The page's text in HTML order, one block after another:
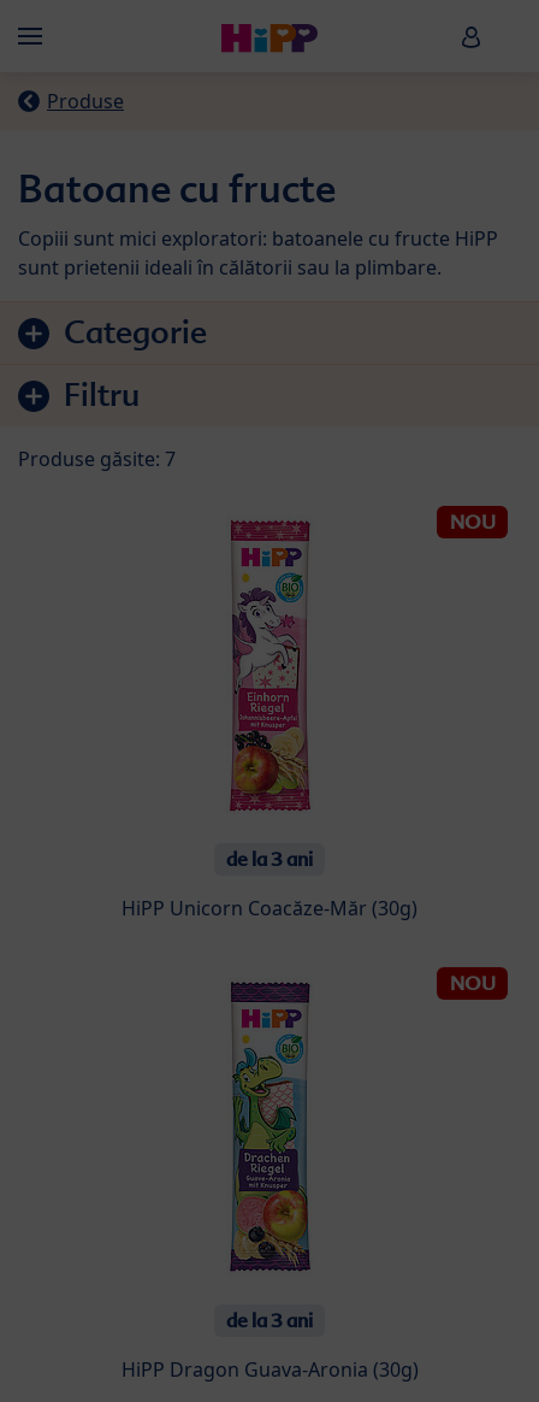
Menü HiPP
Produse
Sari la lista de produse
Categorie
Filtru
Batoane cu fructe
Copiii sunt mici exploratori: batoanele cu fructe HiPP
sunt prietenii ideali în călătorii sau la plimbare.
Produse găsite: 7
NOU
de la 3 ani
HiPP Unicorn Coacăze-Măr (30g)
NOU
de la 3 ani
HiPP Dragon Guava-Aronia (30g)